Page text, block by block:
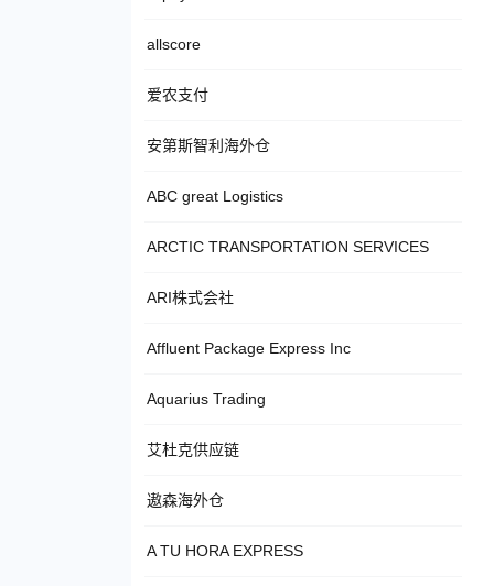
allscore
爱农支付
安第斯智利海外仓
ABC great Logistics
ARCTIC TRANSPORTATION SERVICES
ARI株式会社
Affluent Package Express Inc
Aquarius Trading
艾杜克供应链
遨森海外仓
A TU HORA EXPRESS